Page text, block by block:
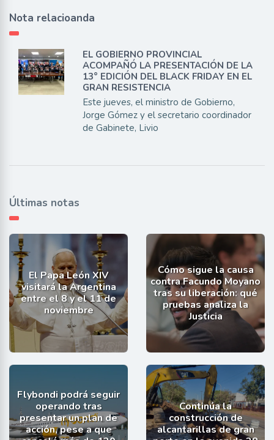
Nota relacioanda
EL GOBIERNO PROVINCIAL
ACOMPAÑÓ LA PRESENTACIÓN DE LA
13° EDICIÓN DEL BLACK FRIDAY EN EL
GRAN RESISTENCIA
Este jueves, el ministro de Gobierno,
Jorge Gómez y el secretario coordinador
de Gabinete, Livio
Últimas notas
El Papa León XIV
visitará la Argentina
entre el 8 y el 11 de
noviembre
Cómo sigue la causa
contra Facundo Moyano
tras su liberación: qué
pruebas analiza la
Justicia
Flybondi podrá seguir
operando tras
presentar un plan de
acción, pese a que
Continúa la
construcción de
alcantarillas de gran